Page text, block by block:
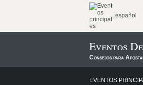
español
Eventos
Consejos para
EVENTOS